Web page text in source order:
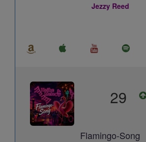
Jezzy Reed
29
Flamingo-Song